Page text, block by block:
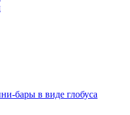
бары в виде глобуса